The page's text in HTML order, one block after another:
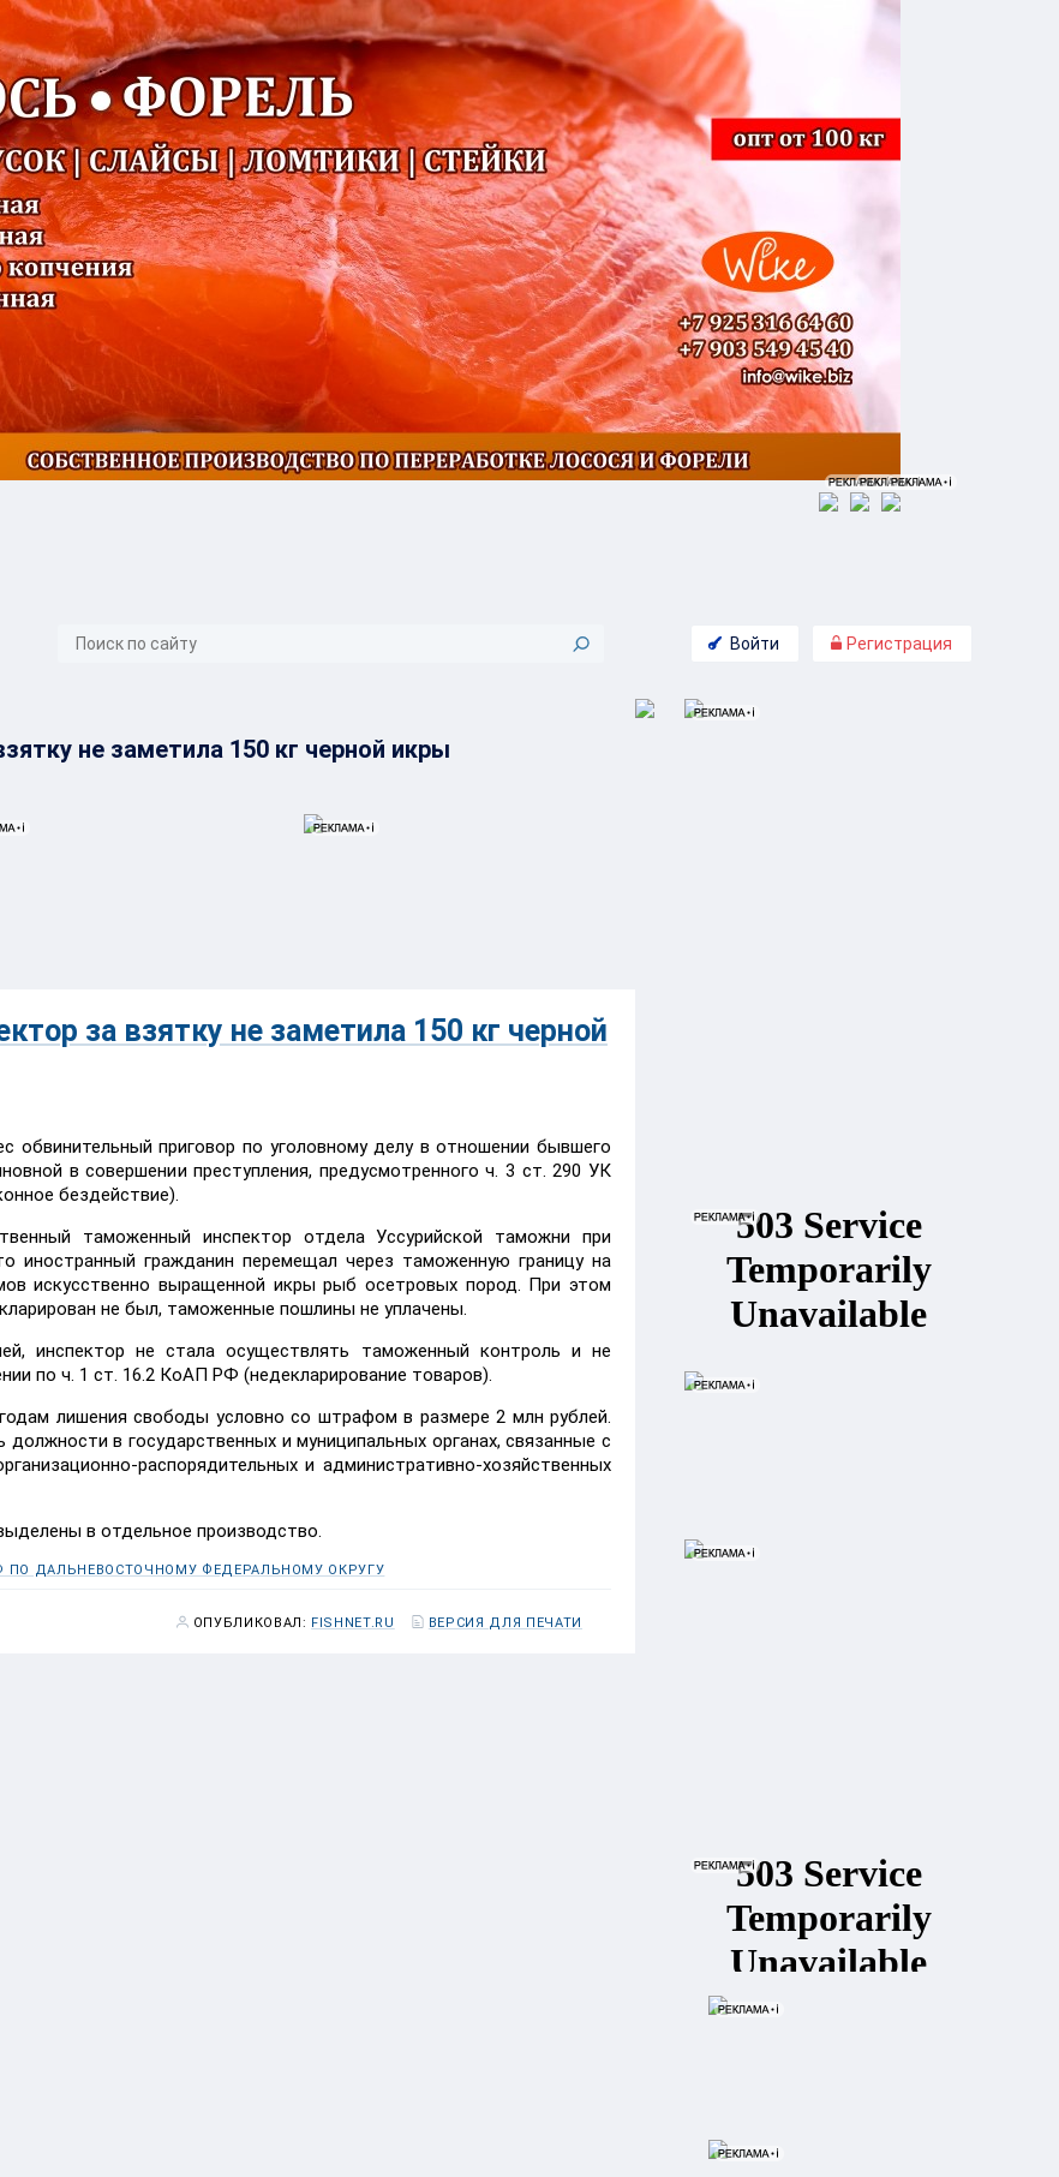
Войти Регистрация
не заметила 150 кг черной икры
за взятку не заметила 150 кг черной
обвинительный приговор по уголовному делу в отношении бывшего
в совершении преступления, предусмотренного ч. 3 ст. 290 УК
бездействие).
таможенный инспектор отдела Уссурийской таможни при
иностранный гражданин перемещал через таможенную границу на
искусственно выращенной икры рыб осетровых пород. При этом
не был, таможенные пошлины не уплачены.
инспектор не стала осуществлять таможенный контроль и не
по ч. 1 ст. 16.2 КоАП РФ (недекларирование товаров).
лишения свободы условно со штрафом в размере 2 млн рублей.
в государственных и муниципальных органах, связанные с
распорядительных и административно-хозяйственных
в отдельное производство.
ПО ДАЛЬНЕВОСТОЧНОМУ ФЕДЕРАЛЬНОМУ ОКРУГУ
ОПУБЛИКОВАЛ: FISHNET.RU ВЕРСИЯ ДЛЯ ПЕЧАТИ